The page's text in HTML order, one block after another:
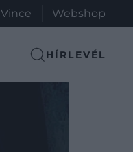
Vince Webshop
HÍRLEVÉL